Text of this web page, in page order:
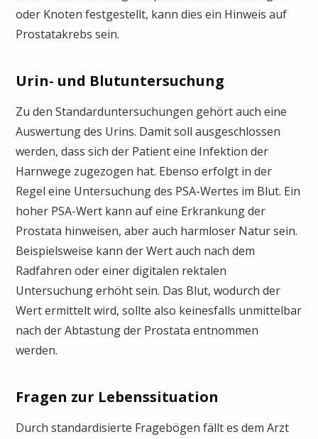
oder Knoten festgestellt, kann dies ein Hinweis auf
Prostatakrebs sein.
Urin- und Blutuntersuchung
Zu den Standarduntersuchungen gehört auch eine
Auswertung des Urins. Damit soll ausgeschlossen
werden, dass sich der Patient eine Infektion der
Harnwege zugezogen hat. Ebenso erfolgt in der
Regel eine Untersuchung des PSA-Wertes im Blut. Ein
hoher PSA-Wert kann auf eine Erkrankung der
Prostata hinweisen, aber auch harmloser Natur sein.
Beispielsweise kann der Wert auch nach dem
Radfahren oder einer digitalen rektalen
Untersuchung erhöht sein. Das Blut, wodurch der
Wert ermittelt wird, sollte also keinesfalls unmittelbar
nach der Abtastung der Prostata entnommen
werden.
Fragen zur Lebenssituation
Durch standardisierte Fragebögen fällt es dem Arzt